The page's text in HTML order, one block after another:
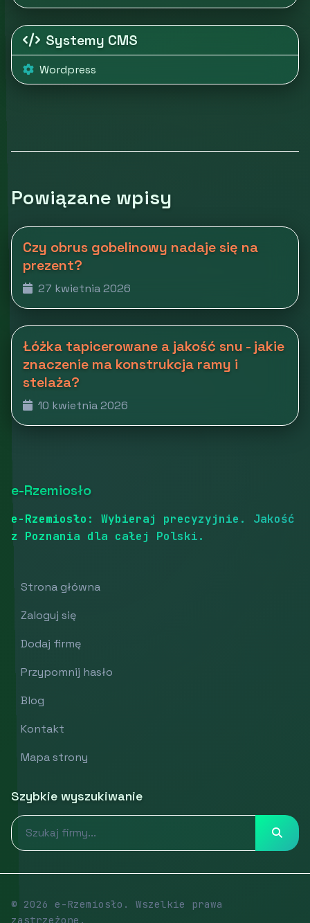
Systemy CMS
Wordpress
Powiązane wpisy
Czy obrus gobelinowy nadaje się na
prezent?
27 kwietnia 2026
Łóżka tapicerowane a jakość snu - jakie
znaczenie ma konstrukcja ramy i
stelaża?
10 kwietnia 2026
e-Rzemiosło
e-Rzemiosło: Wybieraj precyzyjnie. Jakość
z Poznania dla całej Polski.
Strona główna
Zaloguj się
Dodaj firmę
Przypomnij hasło
Blog
Kontakt
Mapa strony
Szybkie wyszukiwanie
© 2026 e-Rzemiosło. Wszelkie prawa
zastrzeżone.